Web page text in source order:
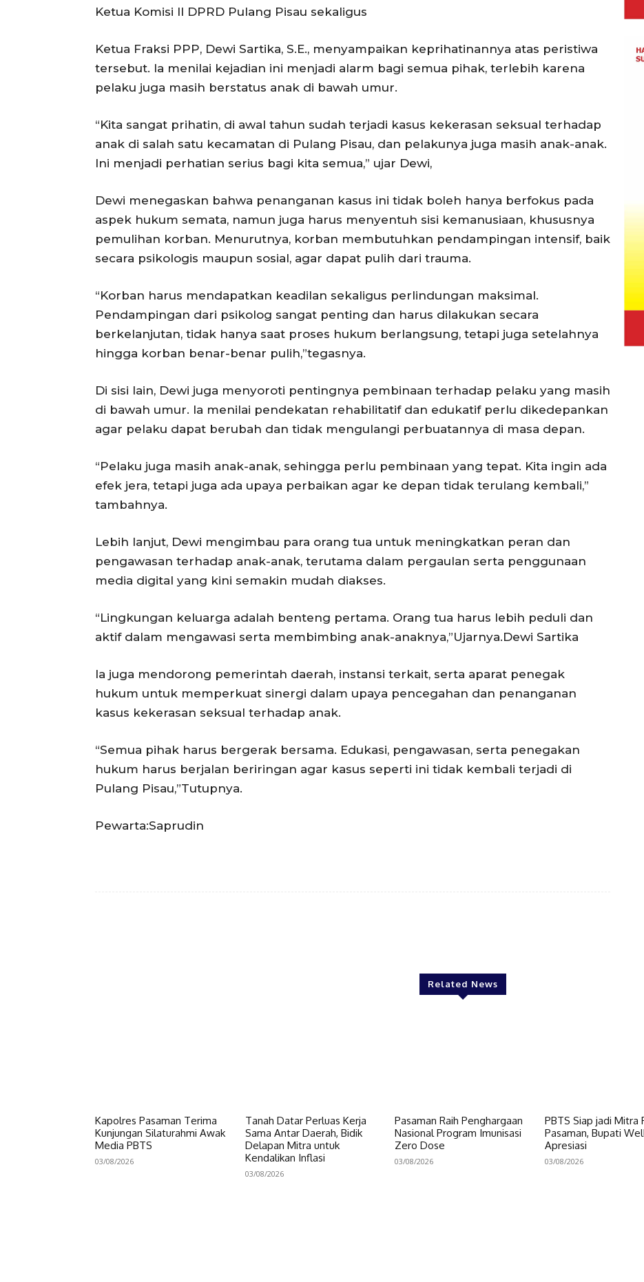
Ketua Komisi II DPRD Pulang Pisau sekaligus
Ketua Fraksi PPP, Dewi Sartika, S.E., menyampaikan keprihatinannya atas peristiwa
tersebut. Ia menilai kejadian ini menjadi alarm bagi semua pihak, terlebih karena
pelaku juga masih berstatus anak di bawah umur.
“Kita sangat prihatin, di awal tahun sudah terjadi kasus kekerasan seksual terhadap
anak di salah satu kecamatan di Pulang Pisau, dan pelakunya juga masih anak-anak.
Ini menjadi perhatian serius bagi kita semua,” ujar Dewi,
Dewi menegaskan bahwa penanganan kasus ini tidak boleh hanya berfokus pada
aspek hukum semata, namun juga harus menyentuh sisi kemanusiaan, khususnya
pemulihan korban. Menurutnya, korban membutuhkan pendampingan intensif, baik
secara psikologis maupun sosial, agar dapat pulih dari trauma.
“Korban harus mendapatkan keadilan sekaligus perlindungan maksimal.
Pendampingan dari psikolog sangat penting dan harus dilakukan secara
berkelanjutan, tidak hanya saat proses hukum berlangsung, tetapi juga setelahnya
hingga korban benar-benar pulih,”tegasnya.
Di sisi lain, Dewi juga menyoroti pentingnya pembinaan terhadap pelaku yang masih
di bawah umur. Ia menilai pendekatan rehabilitatif dan edukatif perlu dikedepankan
agar pelaku dapat berubah dan tidak mengulangi perbuatannya di masa depan.
“Pelaku juga masih anak-anak, sehingga perlu pembinaan yang tepat. Kita ingin ada
efek jera, tetapi juga ada upaya perbaikan agar ke depan tidak terulang kembali,”
tambahnya.
Lebih lanjut, Dewi mengimbau para orang tua untuk meningkatkan peran dan
pengawasan terhadap anak-anak, terutama dalam pergaulan serta penggunaan
media digital yang kini semakin mudah diakses.
“Lingkungan keluarga adalah benteng pertama. Orang tua harus lebih peduli dan
aktif dalam mengawasi serta membimbing anak-anaknya,”Ujarnya.Dewi Sartika
Ia juga mendorong pemerintah daerah, instansi terkait, serta aparat penegak
hukum untuk memperkuat sinergi dalam upaya pencegahan dan penanganan
kasus kekerasan seksual terhadap anak.
“Semua pihak harus bergerak bersama. Edukasi, pengawasan, serta penegakan
hukum harus berjalan beriringan agar kasus seperti ini tidak kembali terjadi di
Pulang Pisau,”Tutupnya.
Pewarta:Saprudin
Related News
Kapolres Pasaman Terima
Kunjungan Silaturahmi Awak
Media PBTS
03/08/2026
Tanah Datar Perluas Kerja
Sama Antar Daerah, Bidik
Delapan Mitra untuk
Kendalikan Inflasi
03/08/2026
Pasaman Raih Penghargaan
Nasional Program Imunisasi
Zero Dose
03/08/2026
PBTS Siap jadi Mitra
Pasaman, Bupati
Apresiasi
03/08/2026